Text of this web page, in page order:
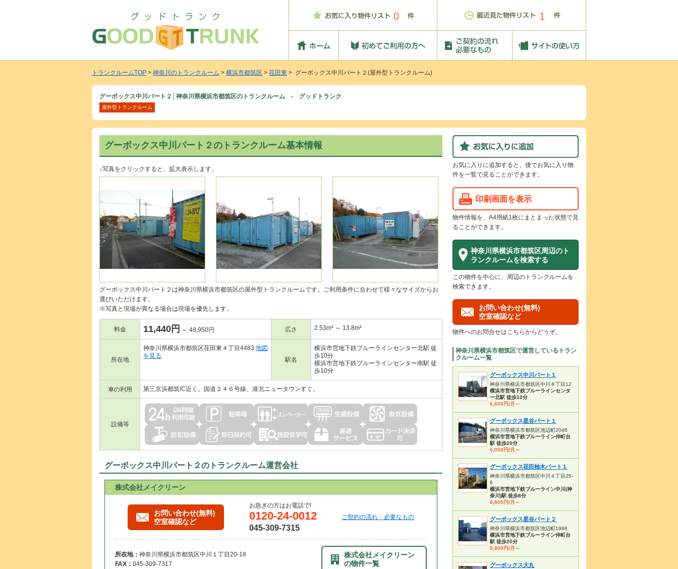
0 1
トランクルームTOP > 神奈川のトランクルーム > 横浜市都筑区 > 荏田東 > グーボックス中川パート２(屋外型トランクルーム)
グーボックス中川パート２│神奈川県横浜市都筑区のトランクルーム - グッドトランク
屋外型トランクルーム
グーボックス中川パート２のトランクルーム基本情報
↓写真をクリックすると、拡大表示します。
グーボックス中川パート２は神奈川県横浜市都筑区の屋外型トランクルームです。ご利用条件に合わせて様々なサイズからお
選びいただけます。
※写真と現場が異なる場合は現場を優先します。
料金 11,440円 ～ 48,950円 広さ 2.53m² ～ 13.8m²
所在地
神奈川県横浜市都筑区荏田東４丁目4483 地図
を見る
駅名
横浜市営地下鉄ブルーラインセンター北駅 徒
歩10分
横浜市営地下鉄ブルーラインセンター南駅 徒
歩10分
車の利用 第三京浜都筑IC近く。国道２４６号線、港北ニュータウンすぐ。
設備等
グーボックス中川パート２のトランクルーム運営会社
株式会社メイクリーン
お問い合わせ(無料)
空室確認など
お急ぎの方はお電話で!
0120-24-0012
045-309-7315
ご契約の流れ・必要なもの
所在地： 神奈川県横浜市都筑区中川１丁目20-18
FAX： 045-309-7317
株式会社メイクリーン
の物件一覧
お気に入りに追加すると、後でお気に入り物
件を一覧で見ることができます。
印刷画面を表示
物件情報を、A4用紙1枚にまとまった状態で見
ることができます。
神奈川県横浜市都筑区周辺のト
ランクルームを検索する
この物件を中心に、周辺のトランクルームを
検索できます。
お問い合わせ(無料)
空室確認など
物件へのお問合せはこちらからどうぞ。
神奈川県横浜市都筑区で運営しているトラン
クルーム一覧
グーボックス中川パート１
神奈川県横浜市都筑区中川８丁目12
横浜市営地下鉄ブルーラインセンタ
ー北駅 徒歩10分
6,600円/月～
グーボックス星谷パート１
神奈川県横浜市都筑区池辺町2046
横浜市営地下鉄ブルーライン仲町台
駅 徒歩20分
6,050円/月～
グーボックス荏田柚木パート１
神奈川県横浜市都筑区中川４丁目25-
6
横浜市営地下鉄ブルーライン中川(神
奈川)駅 徒歩8分
8,800円/月～
グーボックス星谷パート２
神奈川県横浜市都筑区池辺町1988
横浜市営地下鉄ブルーライン仲町台
駅 徒歩20分
8,800円/月～
グーボックス大丸